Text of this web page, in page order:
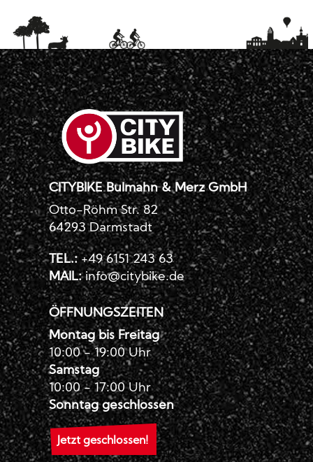
CITYBIKE Bulmahn & Merz GmbH
Otto-Röhm Str. 82
64293 Darmstadt
TEL.:+49 6151 243 63
MAIL: info@citybike.de
ÖFFNUNGSZEITEN
Montag bis Freitag
10:00 - 19:00 Uhr
Samstag
10:00 - 17:00 Uhr
Sonntag geschlossen
Jetzt geschlossen!